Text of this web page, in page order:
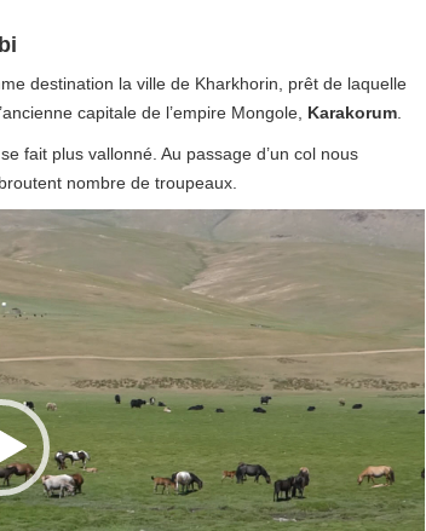
destination la ville de Kharkhorin, prêt de laquelle
capitale de l’empire Mongole, Karakorum
se fait plus vallonné. Au passage d’un col nous
nombre de troupeaux.